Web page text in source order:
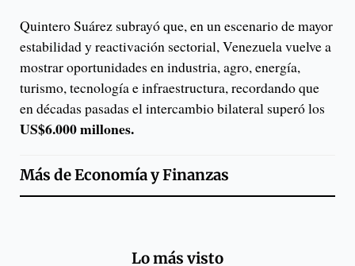
Quintero Suárez subrayó que, en un escenario de mayor
estabilidad y reactivación sectorial, Venezuela vuelve a
mostrar oportunidades en industria, agro, energía,
turismo, tecnología e infraestructura, recordando que
en décadas pasadas el intercambio bilateral superó los
US$6.000 millones.
Más deEconomía y Finanzas
Lo más visto